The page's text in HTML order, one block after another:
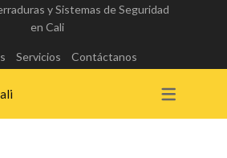
y Sistemas de Seguridad
en Cali
Servicios Contáctanos